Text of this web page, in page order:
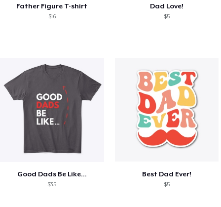
Father Figure T-shirt
$16
Dad Love!
$5
Good Dads Be Like...
$35
Best Dad Ever!
$5